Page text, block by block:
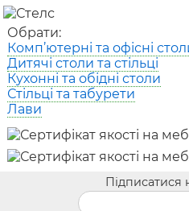
Обрати:
Комп’ютерні та офісні
Дитячі столи та стільці
Кухонні та обідні столи
Стільці та табурети
Лави
Підписатися